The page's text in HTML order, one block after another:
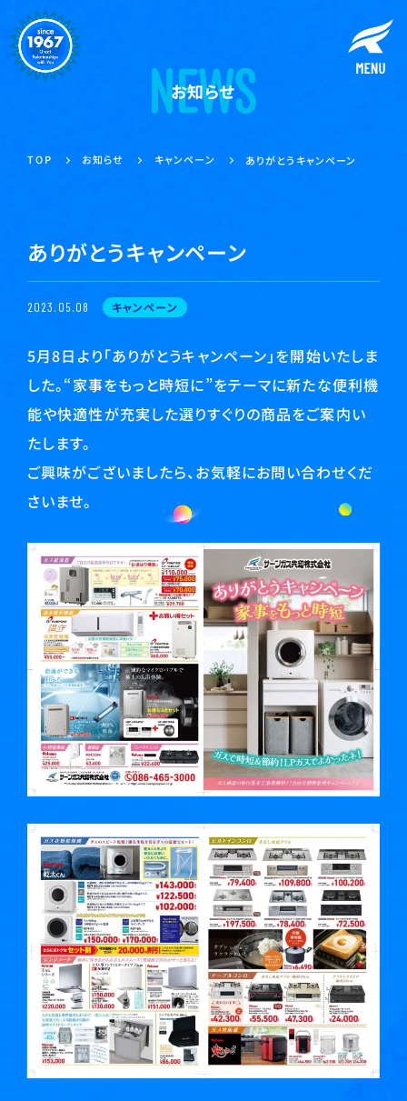
お知らせ
TOP お知らせ キャンペーン ありがとうキャンペーン
ありがとうキャンペーン
キャンペーン
2023.05.08
5月8日より「ありがとうキャンペーン」を開始いたしま
した。“家事をもっと時短に”をテーマに新たな便利機
能や快適性が充実した選りすぐりの商品をご案内い
たします。
ご興味がございましたら、お気軽にお問い合わせくだ
さいませ。